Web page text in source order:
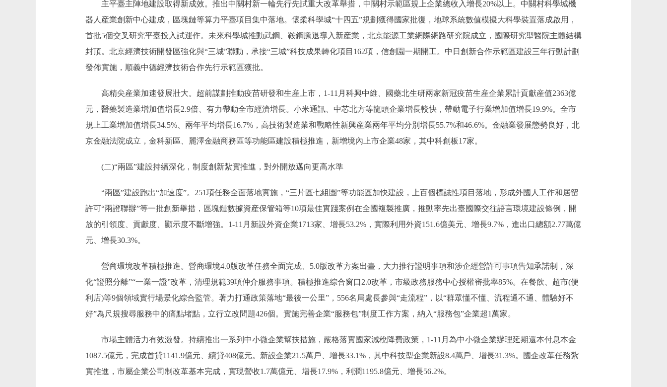
主平臺主陣地建設取得新成效。推出中關村新一輪先行先試重大改革舉措，中關村示範區規上企業總收入增長20%以上。中關村科學城機
器人産業創新中心建成，區塊鏈等算力平臺項目集中落地。懷柔科學城“十四五”規劃獲得國家批復，地球系統數值模擬大科學裝置落成啟用，
首批5個交叉研究平臺投入試運作。未來科學城推動武鋼、鞍鋼騰退導入新産業，北京能源工業網際網路研究院成立，國際研究型醫院主體結構
封頂。北京經濟技術開發區強化與“三城”聯動，承接“三城”科技成果轉化項目162項，信創園一期開工。中日創新合作示範區建設三年行動計劃
發佈實施，順義中德經濟技術合作先行示範區獲批。
高精尖産業加速發展壯大。超前謀劃推動疫苗研發和生産上市，1-11月科興中維、國藥北生研兩家新冠疫苗生産企業累計貢獻産值2363億
元，醫藥製造業增加值增長2.9倍、有力帶動全市經濟增長。小米通訊、中芯北方等龍頭企業增長較快，帶動電子行業增加值增長19.9%。全市
規上工業增加值增長34.5%、兩年平均增長16.7%，高技術製造業和戰略性新興産業兩年平均分別增長55.7%和46.6%。金融業發展態勢良好，北
京金融法院成立，金科新區、麗澤金融商務區等功能區建設積極推進，新增境內上市企業48家，其中科創板17家。
(二)“兩區”建設持續深化，制度創新紮實推進，對外開放邁向更高水準
“兩區”建設跑出“加速度”。251項任務全面落地實施，“三片區七組團”等功能區加快建設，上百個標誌性項目落地，形成外國人工作和居留
許可“兩證聯辦”等一批創新舉措，區塊鏈數據資産保管箱等10項最佳實踐案例在全國複製推廣，推動率先出臺國際交往語言環境建設條例，開
放的引領度、貢獻度、顯示度不斷增強。1-11月新設外資企業1713家、增長53.2%，實際利用外資151.6億美元、增長9.7%，進出口總額2.77萬億
元、增長30.3%。
營商環境改革積極推進。營商環境4.0版改革任務全面完成、5.0版改革方案出臺，大力推行證明事項和涉企經營許可事項告知承諾制，深
化“證照分離”“一業一證”改革，清理規範39項仲介服務事項。積極推進綜合窗口2.0改革，市級政務服務中心授權審批率85%。在餐飲、超市(便
利店)等9個領域實行場景化綜合監管。著力打通政策落地“最後一公里”，556名局處長參與“走流程”，以“群眾懂不懂、流程通不通、體驗好不
好”為尺規搜尋服務中的痛點堵點，立行立改問題426個。實施完善企業“服務包”制度工作方案，納入“服務包”企業超1萬家。
市場主體活力有效激發。持續推出一系列中小微企業幫扶措施，嚴格落實國家減稅降費政策，1-11月為中小微企業辦理延期還本付息本金
1087.5億元，完成首貸1141.9億元、續貸408億元。新設企業21.5萬戶、增長33.1%，其中科技型企業新設8.4萬戶、增長31.3%。國企改革任務紮
實推進，市屬企業公司制改革基本完成，實現營收1.7萬億元、增長17.9%，利潤1195.8億元、增長56.2%。